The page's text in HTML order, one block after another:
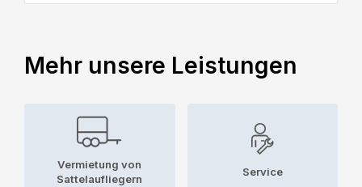
Mehr unsere Leistungen
Vermietung von
Sattelaufliegern
Service